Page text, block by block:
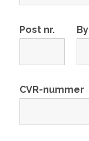
Post nr. By
CVR-nummer